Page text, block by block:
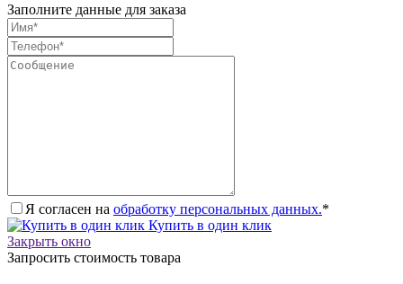
Заполните данные для заказа
Я согласен на обработку персональных данных.*
Купить в один клик
Закрыть окно
Запросить стоимость товара